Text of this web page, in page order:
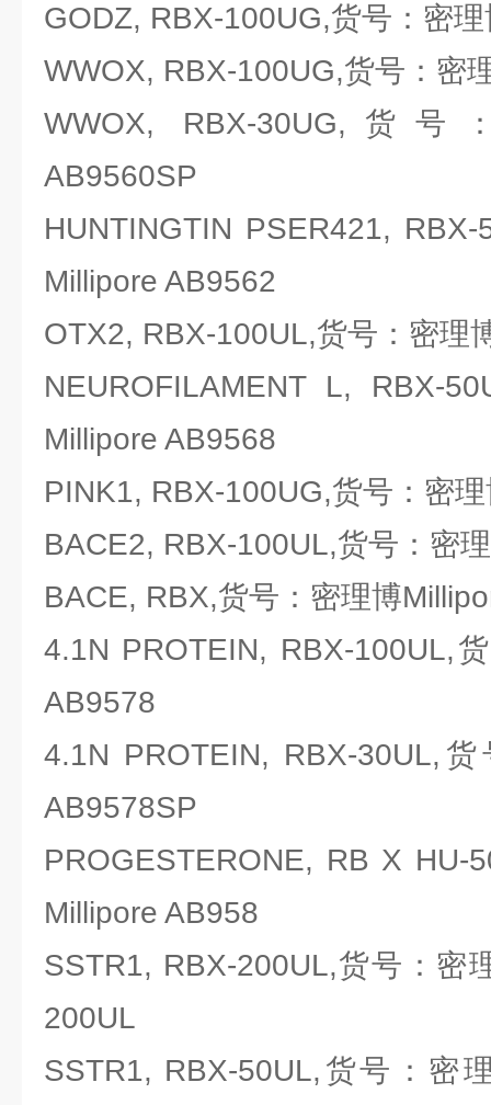
GODZ, RBX-100UG,货号：密
WWOX, RBX-100UG,货号：密
WWOX, RBX-30UG,货
AB9560SP
HUNTINGTIN PSER421,
Millipore AB9562
OTX2, RBX-100UL,货号：密理
NEUROFILAMENT L, RBX-
Millipore AB9568
PINK1, RBX-100UG,货号：密
BACE2, RBX-100UL,货号：密
BACE, RBX,货号：密理博
4.1N PROTEIN, RBX-100UL,
AB9578
4.1N PROTEIN, RBX-30UL,
AB9578SP
PROGESTERONE, RB X
Millipore AB958
SSTR1, RBX-200UL,货号：密
200UL
SSTR1, RBX-50UL,货号：密